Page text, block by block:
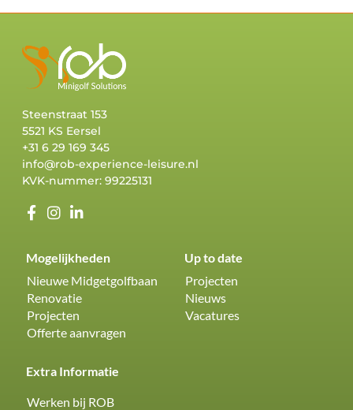
Steenstraat 153
5521 KS Eersel
+31 6 29 169 345
info@rob-experience-leisure.nl
KVK-nummer: 99225131
Mogelijkheden
Nieuwe Midgetgolfbaan
Renovatie
Projecten
Offerte aanvragen
Up to date
Projecten
Nieuws
Vacatures
Extra Informatie
Werken bij ROB